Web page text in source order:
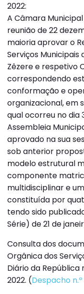
2022:
A Câmara
reunião de 22
maioria aprovar o
Serviços
Zêzere e respetivo
correspondendo
conformação e
organizacional, em
qual ocorreu no dia
Assembleia
aprovado na sua
sob anterior
modelo estrutural
componente
multidisciplinar e
constituída por
tendo sido
Série) de 21 de
Consulta dos
Orgânica dos
Diário da República
2022. (Despacho